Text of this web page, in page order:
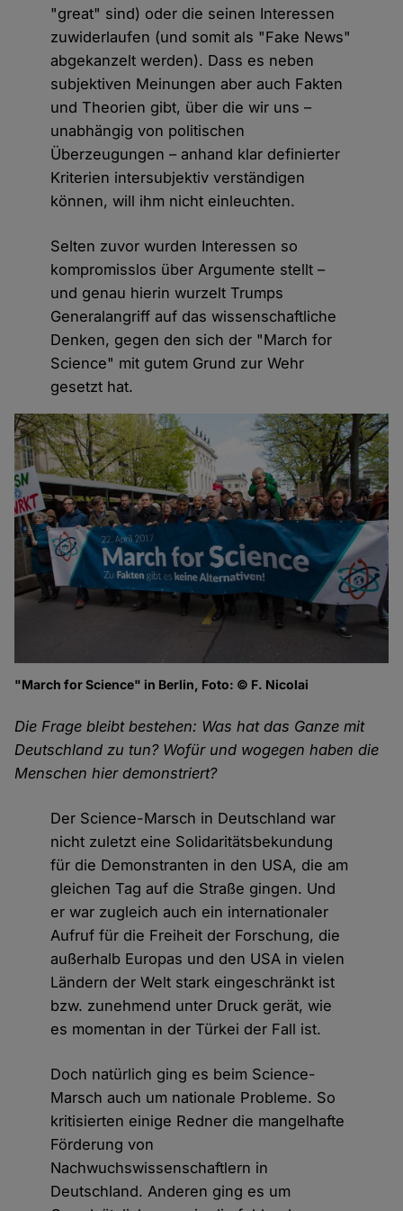
"great" sind) oder die seinen Interessen
zuwiderlaufen (und somit als "Fake News"
abgekanzelt werden). Dass es neben
subjektiven Meinungen aber auch Fakten
und Theorien gibt, über die wir uns –
unabhängig von politischen
Überzeugungen – anhand klar definierter
Kriterien intersubjektiv verständigen
können, will ihm nicht einleuchten.
Selten zuvor wurden Interessen so
kompromisslos über Argumente stellt –
und genau hierin wurzelt Trumps
Generalangriff auf das wissenschaftliche
Denken, gegen den sich der "March for
Science" mit gutem Grund zur Wehr
gesetzt hat.
"March for Science" in Berlin, Foto: © F. Nicolai
Die Frage bleibt bestehen: Was hat das Ganze mit
Deutschland zu tun? Wofür und wogegen haben die
Menschen hier demonstriert?
Der Science-Marsch in Deutschland war
nicht zuletzt eine Solidaritätsbekundung
für die Demonstranten in den USA, die am
gleichen Tag auf die Straße gingen. Und
er war zugleich auch ein internationaler
Aufruf für die Freiheit der Forschung, die
außerhalb Europas und den USA in vielen
Ländern der Welt stark eingeschränkt ist
bzw. zunehmend unter Druck gerät, wie
es momentan in der Türkei der Fall ist.
Doch natürlich ging es beim Science-
Marsch auch um nationale Probleme. So
kritisierten einige Redner die mangelhafte
Förderung von
Nachwuchswissenschaftlern in
Deutschland. Anderen ging es um